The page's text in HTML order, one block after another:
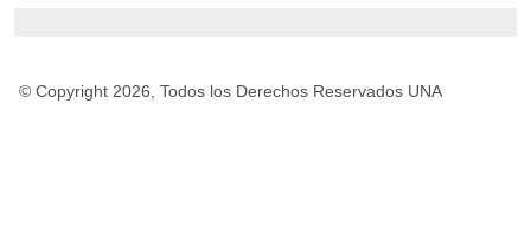
© Copyright 2026, Todos los Derechos Reservados UNA